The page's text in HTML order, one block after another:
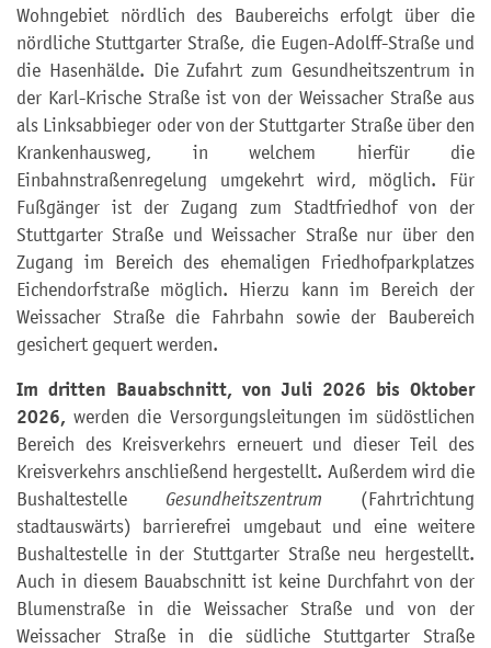
Wohngebiet nördlich des Baubereichs erfolgt über die
nördliche Stuttgarter Straße, die Eugen-Adolff-Straße und
die Hasenhälde. Die Zufahrt zum Gesundheitszentrum in
der Karl-Krische Straße ist von der Weissacher Straße aus
als Linksabbieger oder von der Stuttgarter Straße über den
Krankenhausweg, in welchem hierfür die
Einbahnstraßenregelung umgekehrt wird, möglich. Für
Fußgänger ist der Zugang zum Stadtfriedhof von der
Stuttgarter Straße und Weissacher Straße nur über den
Zugang im Bereich des ehemaligen Friedhofparkplatzes
Eichendorfstraße möglich. Hierzu kann im Bereich der
Weissacher Straße die Fahrbahn sowie der Baubereich
gesichert gequert werden.
Im dritten Bauabschnitt, von Juli 2026 bis Oktober
2026, werden die Versorgungsleitungen im südöstlichen
Bereich des Kreisverkehrs erneuert und dieser Teil des
Kreisverkehrs anschließend hergestellt. Außerdem wird die
Bushaltestelle Gesundheitszentrum (Fahrtrichtung
stadtauswärts) barrierefrei umgebaut und eine weitere
Bushaltestelle in der Stuttgarter Straße neu hergestellt.
Auch in diesem Bauabschnitt ist keine Durchfahrt von der
Blumenstraße in die Weissacher Straße und von der
Weissacher Straße in die südliche Stuttgarter Straße